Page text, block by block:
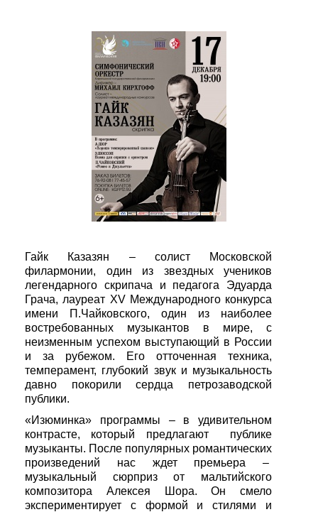
Гайк Казазян – солист Московской
филармонии, один из звездных учеников
легендарного скрипача и педагога Эдуарда
Грача, лауреат XV Международного конкурса
имени П.Чайковского, один из наиболее
востребованных музыкантов в мире, с
неизменным успехом выступающий в России
и за рубежом. Его отточенная техника,
темперамент, глубокий звук и музыкальность
давно покорили сердца петрозаводской
публики.
«Изюминка» программы – в удивительном
контрасте, который предлагают публике
музыканты. После популярных романтических
произведений нас ждет премьера –
музыкальный сюрприз от мальтийского
композитора Алексея Шора. Он смело
экспериментирует с формой и стилями и